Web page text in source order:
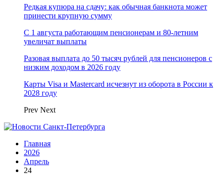
Редкая купюра на сдачу: как обычная банкнота может
принести крупную сумму
С 1 августа работающим пенсионерам и 80-летним
увеличат выплаты
Разовая выплата до 50 тысяч рублей для пенсионеров с
низким доходом в 2026 году
Карты Visa и Mastercard исчезнут из оборота в России к
2028 году
Prev Next
Главная
2026
Апрель
24